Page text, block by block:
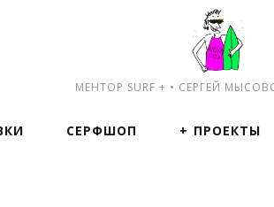
МЕНТОР SURF + • СЕРГЕЙ
СЕРФШОП ПРОЕКТЫ